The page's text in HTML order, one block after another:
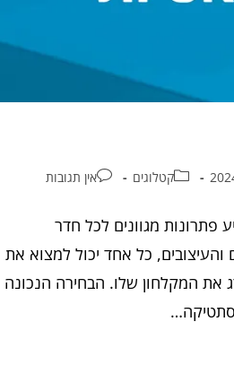
קטלוגים אין תגובות
פתרונות מגוונים לכל חדר
והעיצובים, כל אחד יכול למצוא את
המקלחון שלו. הבחירה הנכונה